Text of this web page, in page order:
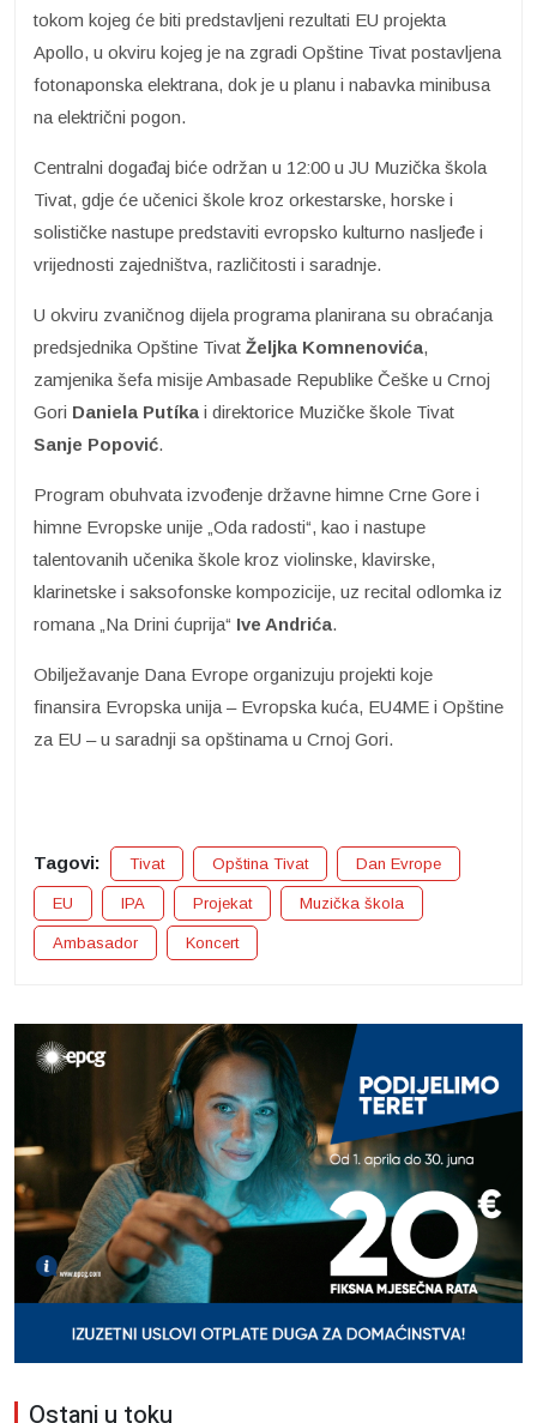
tokom kojeg će biti predstavljeni rezultati EU projekta
Apollo, u okviru kojeg je na zgradi Opštine Tivat postavljena
fotonaponska elektrana, dok je u planu i nabavka minibusa
na električni pogon.
Centralni događaj biće održan u 12:00 u JU Muzička škola
Tivat, gdje će učenici škole kroz orkestarske, horske i
solističke nastupe predstaviti evropsko kulturno nasljeđe i
vrijednosti zajedništva, različitosti i saradnje.
U okviru zvaničnog dijela programa planirana su obraćanja
predsjednika Opštine Tivat Željka Komnenovića,
zamjenika šefa misije Ambasade Republike Češke u Crnoj
Gori Daniela Putíka i direktorice Muzičke škole Tivat
Sanje Popović.
Program obuhvata izvođenje državne himne Crne Gore i
himne Evropske unije „Oda radosti“, kao i nastupe
talentovanih učenika škole kroz violinske, klavirske,
klarinetske i saksofonske kompozicije, uz recital odlomka iz
romana „Na Drini ćuprija“ Ive Andrića.
Obilježavanje Dana Evrope organizuju projekti koje
finansira Evropska unija – Evropska kuća, EU4ME i Opštine
za EU – u saradnji sa opštinama u Crnoj Gori.
Tagovi: Tivat Opština Tivat Dan Evrope
EU IPA Projekat Muzička škola
Ambasador Koncert
Ostani u toku